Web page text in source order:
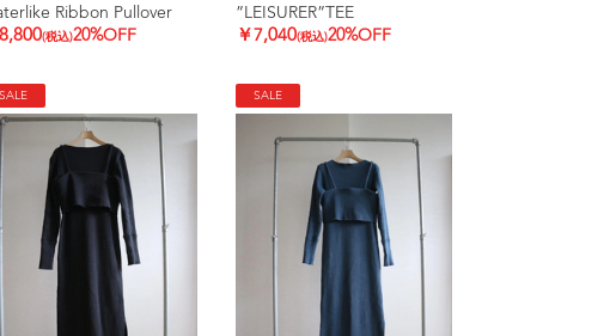
Ribbon Pullover
(税込)20%OFF
”LEISURER”TEE
￥7,040(税込)20%OFF
SALE SALE